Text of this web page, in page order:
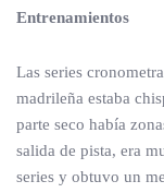
Entrenamientos
Las series
madrileña estaba
parte seco había
salida de pista, era
series y obtuvo un